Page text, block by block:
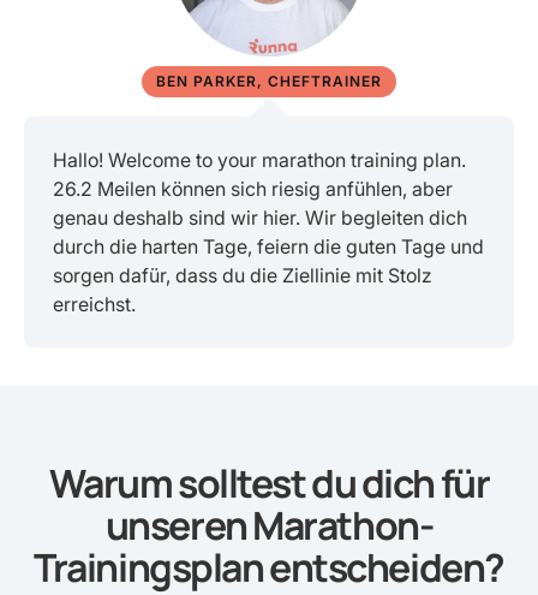
Hallo! Welcome to your marathon training plan.
26.2 Meilen können sich riesig anfühlen, aber
genau deshalb sind wir hier. Wir begleiten dich
durch die harten Tage, feiern die guten Tage und
sorgen dafür, dass du die Ziellinie mit Stolz
erreichst.
BEN PARKER, CHEFTRAINER
Warum solltest du dich für
unseren Marathon-
Trainingsplan entscheiden?